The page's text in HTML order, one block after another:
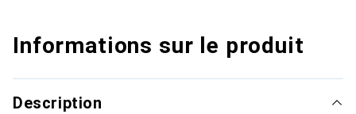
Informations sur le produit
Description